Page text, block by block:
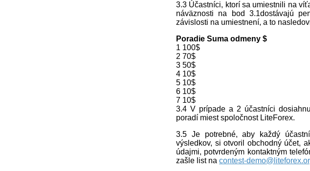
3.3 Účastníci, ktorí sa umiestnili na
náväznosti na bod 3.1dostávajú
závislosti na umiestnení, a to
Poradie Suma odmeny $
1 100$
2 70$
3 50$
4 10$
5 10$
6 10$
7 10$
3.4 V prípade a 2 účastníci
poradí miest spoločnost LiteForex.
3.5 Je potrebné, aby každý
výsledkov, si otvoril obchodný účet,
údajmi, potvrdeným kontaktným
zašle list na contest-